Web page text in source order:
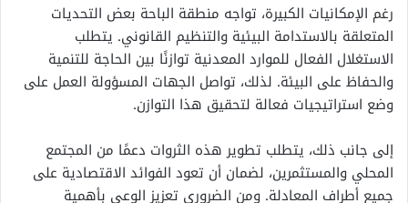
رغم الإمكانيات الكبيرة، تواجه منطقة الباحة بعض التحديات
المتعلقة بالاستدامة البيئية والتنظيم القانوني. يتطلب
الاستغلال الفعال للموارد المعدنية توازنًا بين الحاجة للتنمية
والحفاظ على البيئة. لذلك، تواصل الجهات المسؤولة العمل على
وضع استراتيجيات فعالة لتحقيق هذا التوازن.
إلى جانب ذلك، يتطلب تطوير هذه الثروات دعمًا من المجتمع
المحلي والمستثمرين، لضمان أن تعود الفوائد الاقتصادية على
جميع أطراف المعادلة. ومن الضروري تعزيز الوعي بأهمية